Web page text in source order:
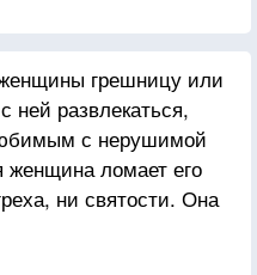
грешницу или
развлекаться,
с нерушимой
женщина ломает его
ни святости. Она